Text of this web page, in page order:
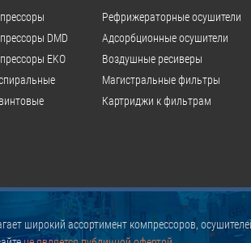
DMD
EKO
Рефрижераторные осушители
Адсорбционные осушители
Воздушные ресиверы
Магистральные фильтры
Картриджи к фильтрам
широкий ассортимент компрессоров,